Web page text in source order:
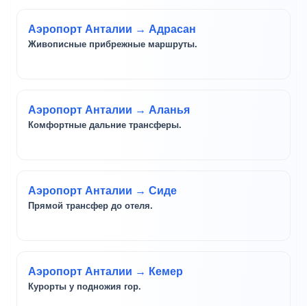
Аэропорт Анталии → Адрасан
Живописные прибрежные маршруты.
Аэропорт Анталии → Аланья
Комфортные дальние трансферы.
Аэропорт Анталии → Сиде
Прямой трансфер до отеля.
Аэропорт Анталии → Кемер
Курорты у подножия гор.